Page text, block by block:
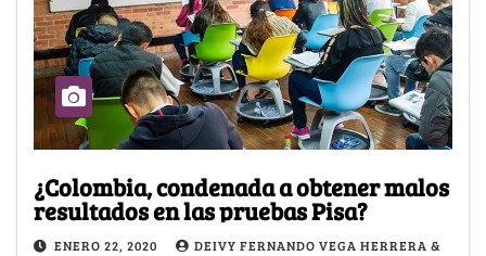
¿Colombia, condenada a obtener malos
resultados en las pruebas Pisa?
ENERO 22, 2020
DEIVY FERNANDO VEGA HERRERA &